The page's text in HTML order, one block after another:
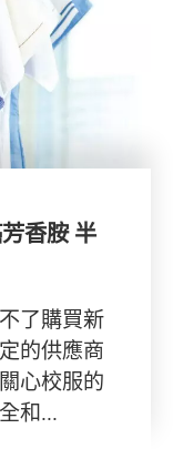
胺 半
了購買新
的供應商
心校服的
和...